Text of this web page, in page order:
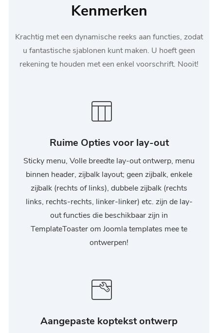
Kenmerken
Krachtig met een dynamische reeks aan functies, zodat
u fantastische sjablonen kunt maken. U hoeft geen
rekening te houden met een enkel voorschrift. Nooit!
Ruime Opties voor lay-out
Sticky menu, Volle breedte lay-out ontwerp, menu
binnen header, zijbalk layout; geen zijbalk, enkele
zijbalk (rechts of links), dubbele zijbalk (rechts
links, rechts-rechts, linker-linker) etc. zijn de lay-
out functies die beschikbaar zijn in
TemplateToaster om Joomla templates mee te
ontwerpen!
Aangepaste koptekst ontwerp